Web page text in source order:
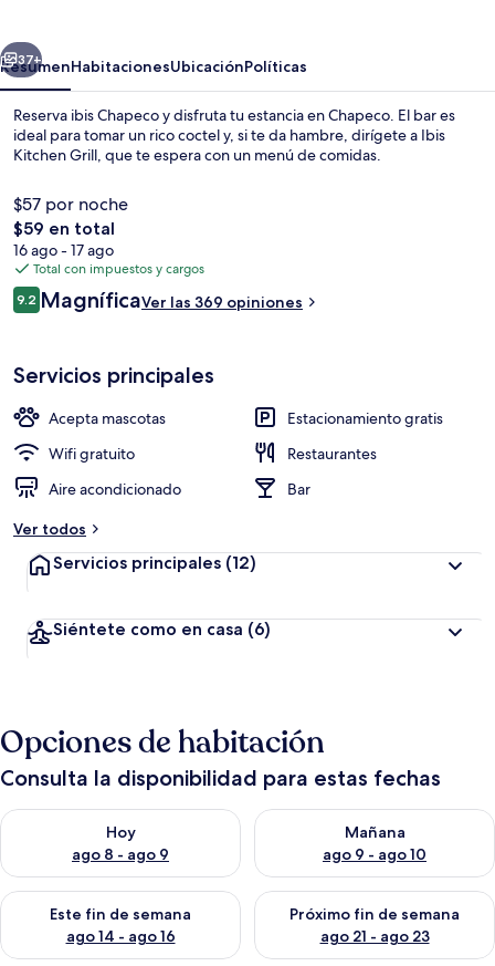
Se sirven comidas
Siguiente
37+
ResumenHabitacionesUbicaciónPolíticas
Reserva ibis Chapeco y disfruta tu estancia en Chapeco. El bar es
ideal para tomar un rico coctel y, si te da hambre, dirígete a Ibis
Kitchen Grill, que te espera con un menú de comidas.
$57 por noche
El
precio
total
es
de
$59 en total
16 ago - 17 ago
Total con impuestos y cargos
Opiniones
9.29.2 de 10,
MagníficaVer las 369 opiniones
Servicios principales
Acepta mascotas
Estacionamiento gratis
Wifi gratuito
Restaurantes
Aire acondicionado
Bar
Ver todos
Servicios principales (12)
Siéntete como en casa (6)
Opciones de habitación
Consulta la disponibilidad para estas fechas
Hoy
ago 8 - ago 9
Consulta la disponibilidad para hoy ago 8 - ago 9
Mañana
ago 9 - ago 10
Consulta la disponibilidad
Este fin de semana
ago 14 - ago 16
Consulta la disponibilidad para este fin de semana ago 14 -
Próximo fin de semana
ago 21 - ago 23
Consulta la disponibilidad